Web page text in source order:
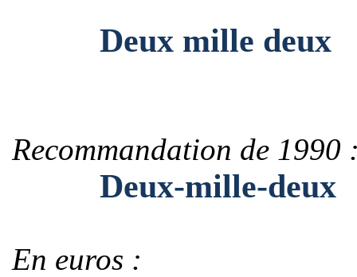
Deux mille deux
Recommandation de 1990
Deux-mille-deux
En euros :